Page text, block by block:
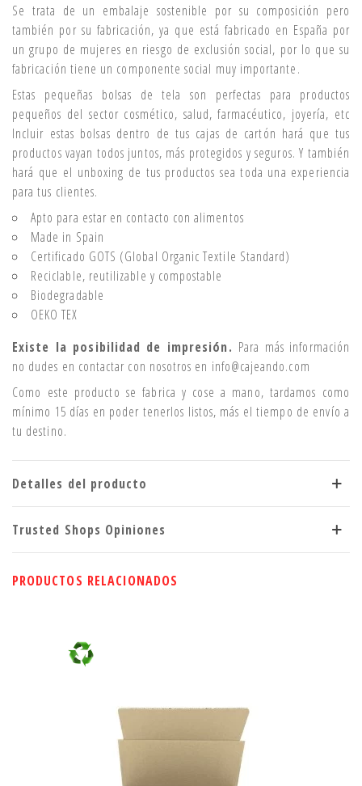
Se trata de un embalaje sostenible por su composición pero
también por su fabricación, ya que está fabricado en España por
un grupo de mujeres en riesgo de exclusión social, por lo que su
fabricación tiene un componente social muy importante.
Estas pequeñas bolsas de tela son perfectas para productos
pequeños del sector cosmético, salud, farmacéutico, joyería, etc
Incluir estas bolsas dentro de tus cajas de cartón hará que tus
productos vayan todos juntos, más protegidos y seguros. Y también
hará que el unboxing de tus productos sea toda una experiencia
para tus clientes.
Apto para estar en contacto con alimentos
Made in Spain
Certificado GOTS (Global Organic Textile Standard)
Reciclable, reutilizable y compostable
Biodegradable
OEKO TEX
Existe la posibilidad de impresión. Para más información
no dudes en contactar con nosotros en info@cajeando.com
Como este producto se fabrica y cose a mano, tardamos como
mínimo 15 días en poder tenerlos listos, más el tiempo de envío a
tu destino.
Detalles del producto
Trusted Shops Opiniones
PRODUCTOS RELACIONADOS